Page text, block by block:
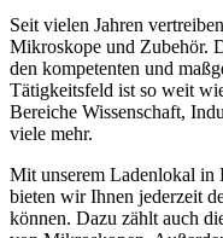
Seit vielen Jahren
Mikroskope und Zubehör.
den kompetenten und
Tätigkeitsfeld ist so weit
Bereiche Wissenschaft,
viele mehr.
Mit unserem Ladenlokal in
bieten wir Ihnen jederzeit
können. Dazu zählt auch